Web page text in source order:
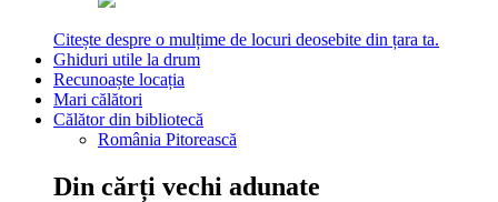
Citește despre o mulțime de locuri deosebite din țara ta.
Ghiduri utile la drum
Recunoaște locația
Mari călători
Călător din bibliotecă
România Pitorească
Din cărți vechi adunate